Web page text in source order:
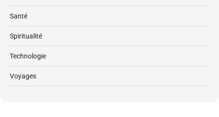
Santé
Spiritualité
Technologie
Voyages